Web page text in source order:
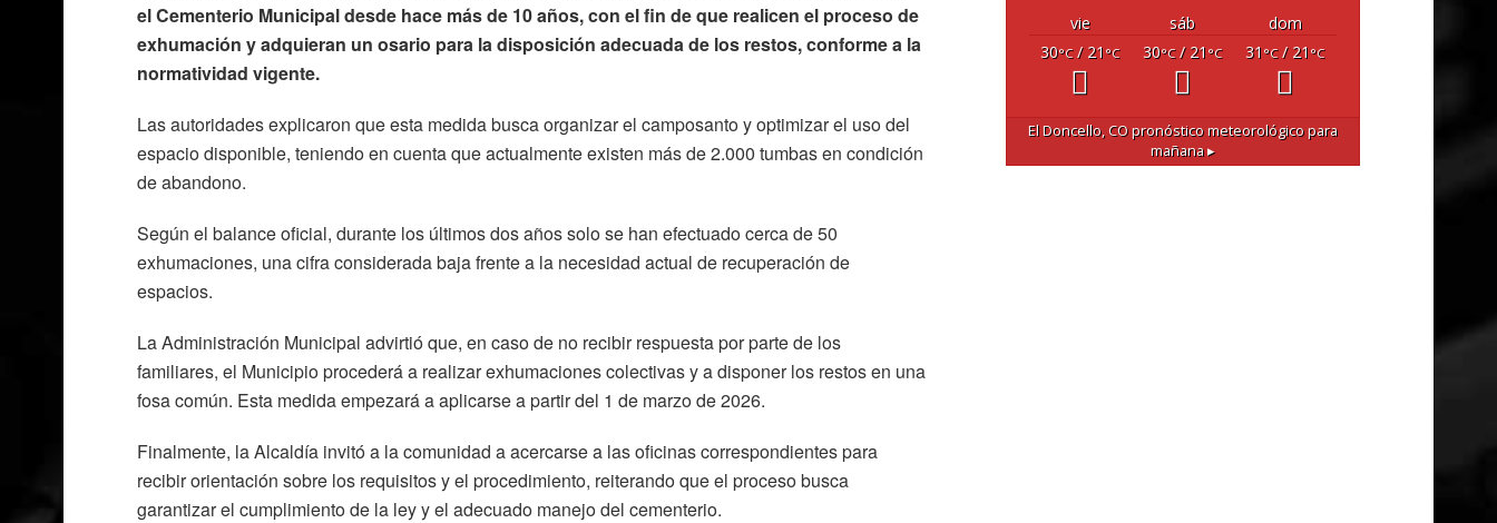
el Cementerio Municipal desde hace más de 10 años, con el fin de que realicen el proceso de
exhumación y adquieran un osario para la disposición adecuada de los restos, conforme a la
normatividad vigente.
Las autoridades explicaron que esta medida busca organizar el camposanto y optimizar el uso del
espacio disponible, teniendo en cuenta que actualmente existen más de 2.000 tumbas en condición
de abandono.
Según el balance oficial, durante los últimos dos años solo se han efectuado cerca de 50
exhumaciones, una cifra considerada baja frente a la necesidad actual de recuperación de
espacios.
La Administración Municipal advirtió que, en caso de no recibir respuesta por parte de los
familiares, el Municipio procederá a realizar exhumaciones colectivas y a disponer los restos en una
fosa común. Esta medida empezará a aplicarse a partir del 1 de marzo de 2026.
Finalmente, la Alcaldía invitó a la comunidad a acercarse a las oficinas correspondientes para
recibir orientación sobre los requisitos y el procedimiento, reiterando que el proceso busca
garantizar el cumplimiento de la ley y el adecuado manejo del cementerio.
vie sáb
dom
30°C/ 21 °C 30°C/ 21 °C 31 °C/ 21 °C
El Doncello, COpronóstico meteorológico para
mañana ▸